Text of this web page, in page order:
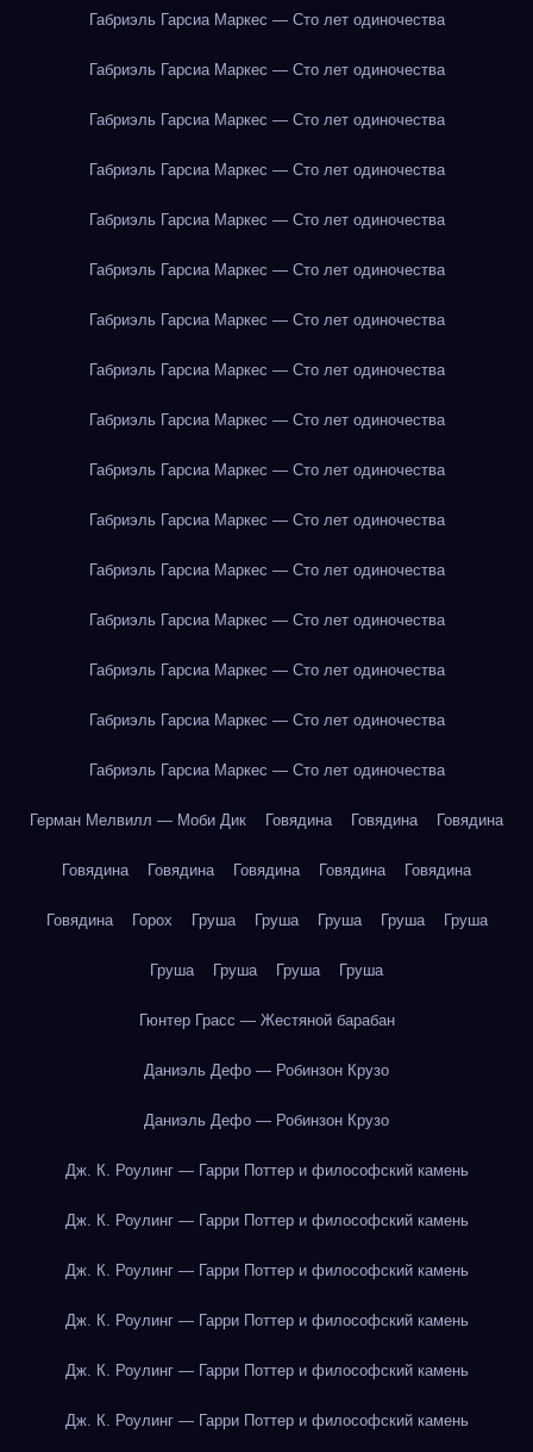
Габриэль Гарсиа Маркес — Сто лет одиночества
Габриэль Гарсиа Маркес — Сто лет одиночества
Габриэль Гарсиа Маркес — Сто лет одиночества
Габриэль Гарсиа Маркес — Сто лет одиночества
Габриэль Гарсиа Маркес — Сто лет одиночества
Габриэль Гарсиа Маркес — Сто лет одиночества
Габриэль Гарсиа Маркес — Сто лет одиночества
Габриэль Гарсиа Маркес — Сто лет одиночества
Габриэль Гарсиа Маркес — Сто лет одиночества
Габриэль Гарсиа Маркес — Сто лет одиночества
Габриэль Гарсиа Маркес — Сто лет одиночества
Габриэль Гарсиа Маркес — Сто лет одиночества
Габриэль Гарсиа Маркес — Сто лет одиночества
Габриэль Гарсиа Маркес — Сто лет одиночества
Габриэль Гарсиа Маркес — Сто лет одиночества
Габриэль Гарсиа Маркес — Сто лет одиночества
Герман Мелвилл — Моби Дик Говядина Говядина Говядина
Говядина Говядина Говядина Говядина Говядина
Говядина Горох Груша Груша Груша Груша Груша
Груша Груша Груша Груша
Гюнтер Грасс — Жестяной барабан
Даниэль Дефо — Робинзон Крузо
Даниэль Дефо — Робинзон Крузо
Дж. К. Роулинг — Гарри Поттер и философский камень
Дж. К. Роулинг — Гарри Поттер и философский камень
Дж. К. Роулинг — Гарри Поттер и философский камень
Дж. К. Роулинг — Гарри Поттер и философский камень
Дж. К. Роулинг — Гарри Поттер и философский камень
Дж. К. Роулинг — Гарри Поттер и философский камень